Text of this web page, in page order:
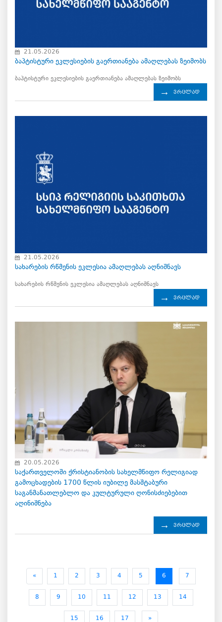
21.05.2026
ბაპტისტური ეკლესიების გაერთიანება ამაღლებას ზეიმობს
ბაპტისტური ეკლესიების გაერთიანება ამაღლებას ზეიმობს
ვრცლად
21.05.2026
სახარების რწმენის ეკლესია ამაღლებას აღნიშნავს
სახარების რწმენის ეკლესია ამაღლებას აღნიშნავს
ვრცლად
20.05.2026
საქართველოში ქრისტიანობის სახელმწიფო რელიგიად
გამოცხადების 1700 წლის იუბილე მასშტაბური
საგანმანათლებლო და კულტურული ღონისძიებებით
აღინიშნება
ვრცლად
« 1 2 3 4 5 6 7
8 9 10 11 12 13 14
15 16 17 »